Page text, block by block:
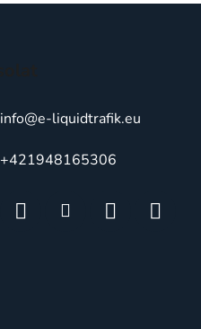
info@e-liquidtrafik.eu
+421948165306